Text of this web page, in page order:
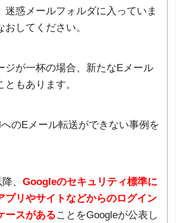
迷惑メールフォルダに入っていま
してください。
ジが一杯の場合、新たなEメール
もあります。
のEメール転送ができない事例を
、 Googleのセキュリティ標準に
プリやサイトなどからのログイン
ースがあることをGoogleが公表し